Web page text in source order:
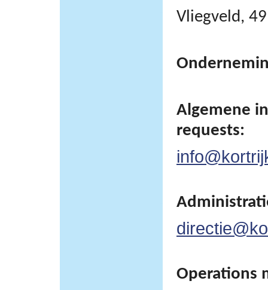
Vliegveld,
Algemene
requests:
Operations